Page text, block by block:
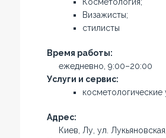
Визажисты;
стилисты
Время работы:
ежедневно, 9:00–20:00
Услуги и сервис:
Адрес:
Киев, Лу, ул.